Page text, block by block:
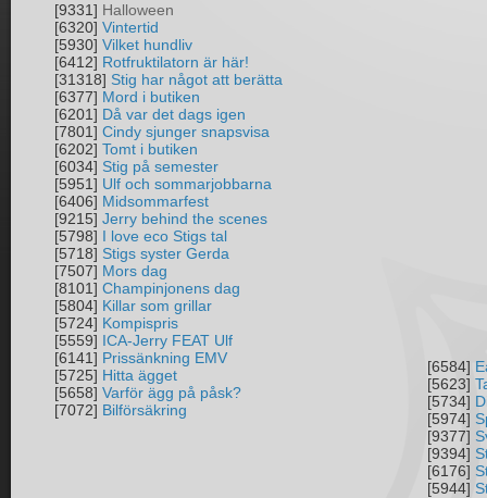
[9331] Halloween
[6320] Vintertid
[5930] Vilket hundliv
[6412] Rotfruktilatorn är här!
[31318] Stig har något att berätta
[6377] Mord i butiken
[6201] Då var det dags igen
[7801] Cindy sjunger snapsvisa
[6202] Tomt i butiken
[6034] Stig på semester
[5951] Ulf och sommarjobbarna
[6406] Midsommarfest
[9215] Jerry behind the scenes
[5798] I love eco Stigs tal
[5718] Stigs syster Gerda
[7507] Mors dag
[8101] Champinjonens dag
[5804] Killar som grillar
[5724] Kompispris
[5559] ICA-Jerry FEAT Ulf
[6141] Prissänkning EMV
[5725] Hitta ägget
[5658] Varför ägg på påsk?
[7072] Bilförsäkring
[6584]
[5623]
[5734]
[5974]
[9377]
[9394]
[6176]
[5944]